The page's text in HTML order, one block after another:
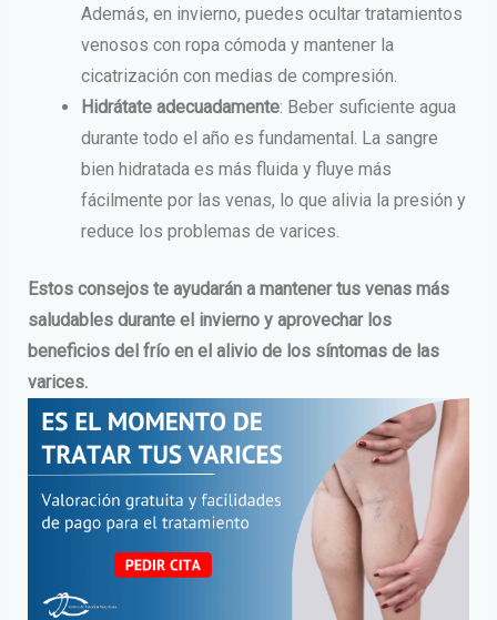
Además, en invierno, puedes ocultar tratamientos
venosos con ropa cómoda y mantener la
cicatrización con medias de compresión.
Hidrátate adecuadamente: Beber suficiente agua
durante todo el año es fundamental. La sangre
bien hidratada es más fluida y fluye más
fácilmente por las venas, lo que alivia la presión y
reduce los problemas de varices.
Estos consejos te ayudarán a mantener tus venas más
saludables durante el invierno y aprovechar los
beneficios del frío en el alivio de los síntomas de las
varices.